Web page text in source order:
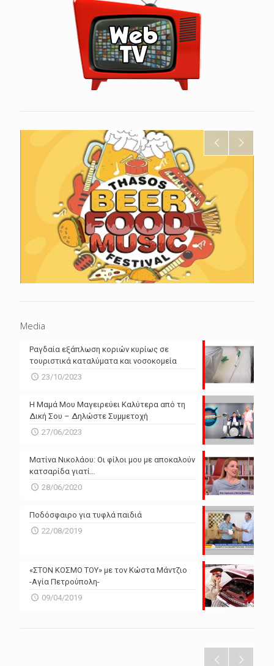
Media
Ραγδαία εξάπλωση κοριών κυρίως σε
τουριστικά καταλύματα και νοσοκομεία
23/10/2023
Η Μαμά Μου Μαγειρεύει Καλύτερα από τη
Δική Σου – Δηλώστε Συμμετοχή
27/06/2023
Ματίνα Νικολάου: Οι φίλοι μου με αποκαλούν
κατσαρίδα γιατί…
28/06/2020
Ποδόσφαιρο για τυφλά παιδιά
22/08/2019
«ΣΤΟΝ ΚΟΣΜΟ ΤΟΥ» με τον Κώστα Μάντζιο
-Αγία Πετρούπολη-
09/04/2019